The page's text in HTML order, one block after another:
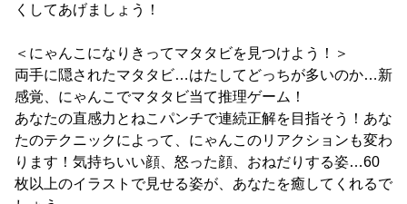
くしてあげましょう！
＜にゃんこになりきってマタタビを見つけよう！＞
両手に隠されたマタタビ…はたしてどっちが多いのか…新
感覚、にゃんこでマタタビ当て推理ゲーム！
あなたの直感力とねこパンチで連続正解を目指そう！あな
たのテクニックによって、にゃんこのリアクションも変わ
ります！気持ちいい顔、怒った顔、おねだりする姿…60
枚以上のイラストで見せる姿が、あなたを癒してくれるで